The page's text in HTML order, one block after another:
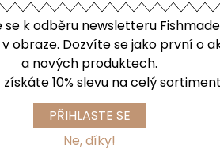
– Rootbeer
zł –46,00zł
možnosti
se k odběru newsletteru
obraze. Dozvíte se jako první o
a nových produktech.
10% slevu na celý
PŘIHLASTE SE
Ne, díky!